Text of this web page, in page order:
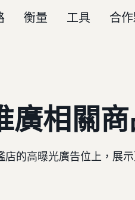
衡量 工具 合
廣相關
的高曝光廣告位上，展